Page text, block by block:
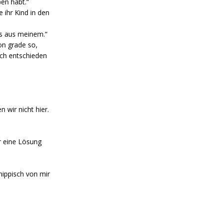
ihr Kind in den
aus meinem.“
grade so,
entschieden
wir nicht hier.
eine Lösung
von mir